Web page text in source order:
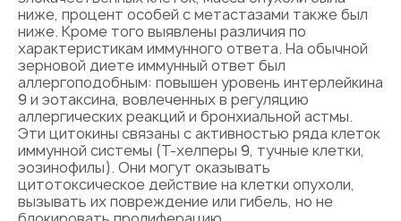
ниже, процент особей с метастазами также был
ниже. Кроме того выявлены различия по
характеристикам иммунного ответа. На обычной
зерновой диете иммунный ответ был
аллергоподобным: повышен уровень интерлейкина
9 и эотаксина, вовлеченных в регуляцию
аллергических реакций и бронхиальной астмы.
Эти цитокины связаны с активностью ряда клеток
иммунной системы (Т-хелперы 9, тучные клетки,
эозинофилы). Они могут оказывать
цитотоксическое действие на клетки опухоли,
вызывать их повреждение или гибель, но не